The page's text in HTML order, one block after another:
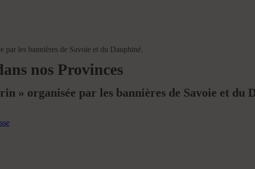
par les bannières de Savoie et du Dauphiné.
nos Provinces
» organisée par les bannières de Savoie et du